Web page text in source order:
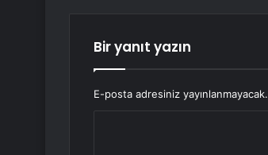
Bir yanıt yazın
E-posta adresiniz yayınlanmayacak.